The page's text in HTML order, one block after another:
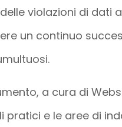
violazioni di dati
un continuo
a cura di
pratici e le aree di